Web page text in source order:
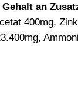
Gehalt an
400mg,